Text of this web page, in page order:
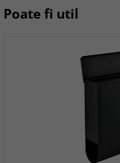
Poate fi util